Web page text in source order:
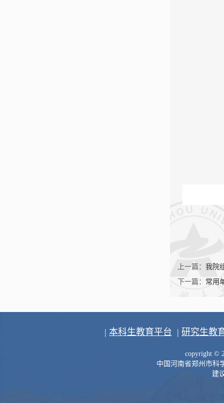
上一篇： 我院
下一篇： 常用
| 本科生教育平台 | 研究生教
copyright ©
中国河南省郑州市科
建